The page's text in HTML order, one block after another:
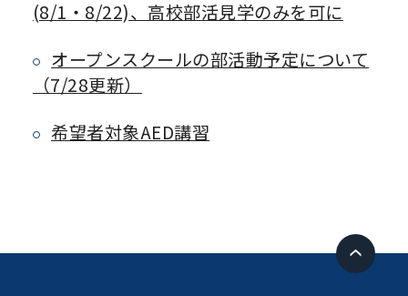
(8/1・8/22)、高校部活見学のみを可に
オープンスクールの部活動予定について
（7/28更新）
希望者対象AED講習